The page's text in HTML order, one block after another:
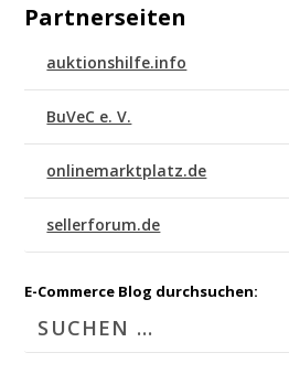
Partnerseiten
auktionshilfe.info
BuVeC e. V.
onlinemarktplatz.de
sellerforum.de
E-Commerce Blog durchsuchen: